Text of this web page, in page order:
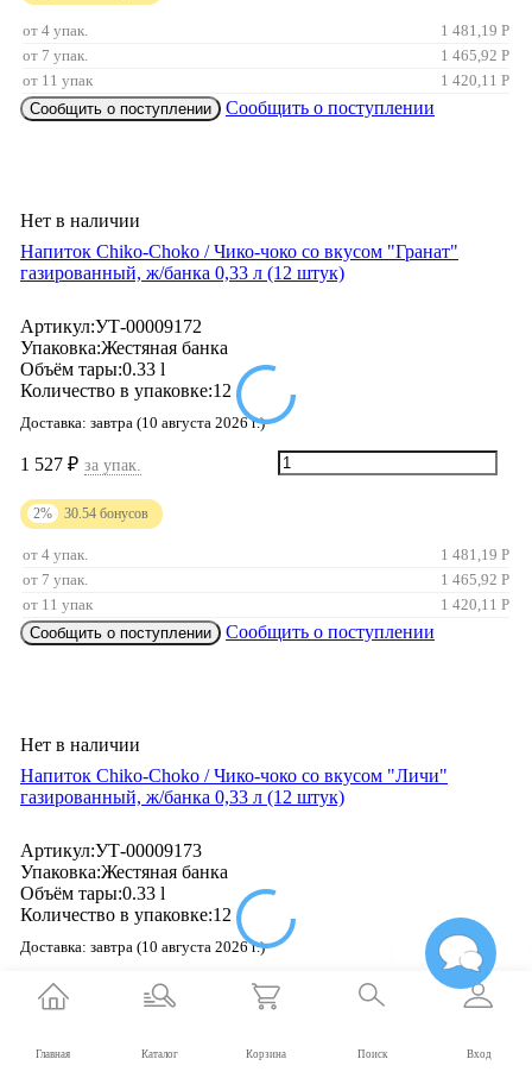
от 4 упак. 1 481,19 Р
от 7 упак.
1 465,92 Р
от 11 упак
1 420,11 Р
Сообщить о поступлении
Сообщить о поступлении
Нет в наличии
Напиток Chiko-Choko / Чико-чоко со вкусом "Гранат"
газированный, ж/банка 0,33 л (12 штук)
Артикул:УТ-00009172
Упаковка:Жестяная банка
Объём тары:0.33 l
Количество в упаковке:12
Доставка: завтра (10 августа 2026 г.)
1 527 ₽ за упак.
2% 30.54 бонусов
от 4 упак. 1 481,19 Р
от 7 упак.
1 465,92 Р
от 11 упак
1 420,11 Р
Сообщить о поступлении
Сообщить о поступлении
Нет в наличии
Напиток Chiko-Choko / Чико-чоко со вкусом "Личи"
газированный, ж/банка 0,33 л (12 штук)
Артикул:УТ-00009173
Упаковка:Жестяная банка
Объём тары:0.33 l
Количество в упаковке:12
Доставка: завтра (10 августа 2026 г.)
1 527
Главная Каталог Корзина Поиск Вход